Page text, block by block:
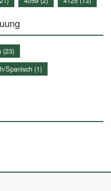
(23)
Spanisch (1)